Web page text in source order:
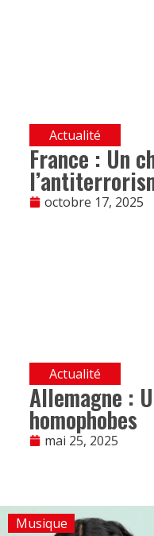
Actualité
France : Un
octobre 17, 2025
Actualité
Allemagne :
homophobes
mai 25, 2025
Musique